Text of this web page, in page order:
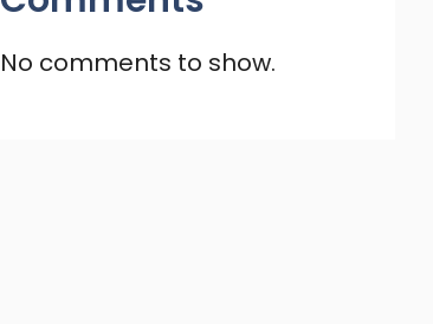
No comments to show.